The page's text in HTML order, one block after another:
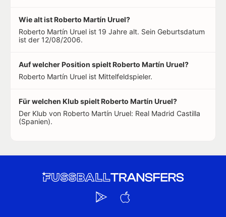
Wie alt ist Roberto Martín Uruel?
Roberto Martín Uruel ist 19 Jahre alt. Sein Geburtsdatum
ist der 12/08/2006.
Auf welcher Position spielt Roberto Martín Uruel?
Roberto Martín Uruel ist Mittelfeldspieler.
Für welchen Klub spielt Roberto Martín Uruel?
Der Klub von Roberto Martín Uruel: Real Madrid Castilla
(Spanien).